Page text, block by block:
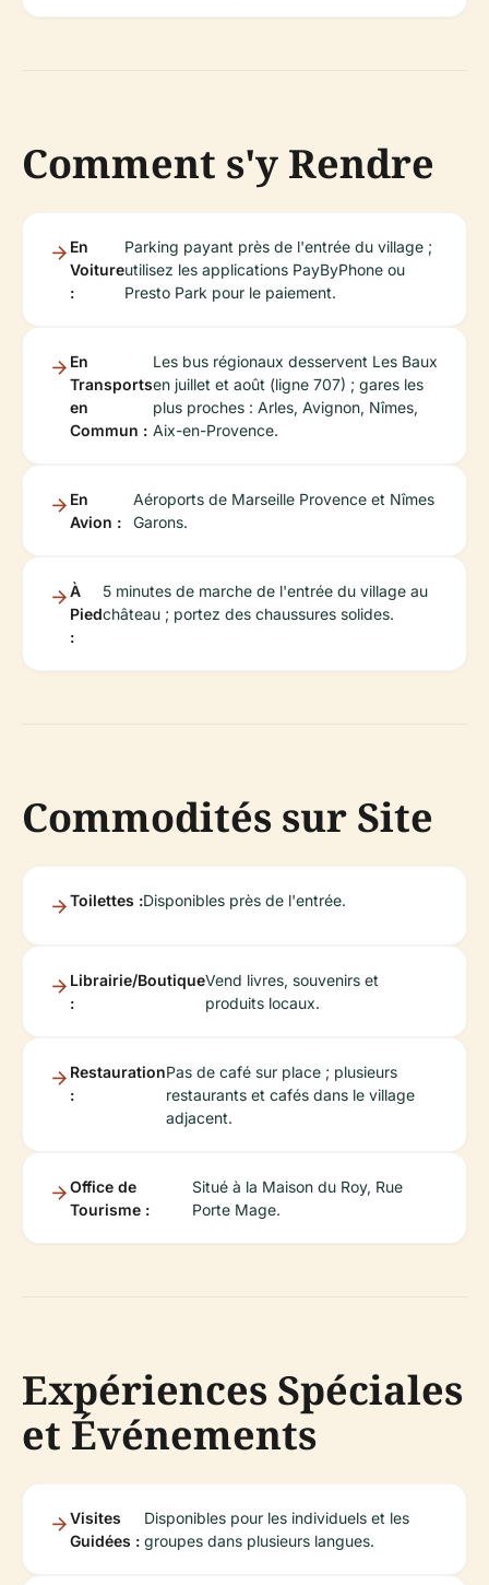
Comment s'y Rendre
En
Voiture
:
Parking payant près de l'entrée du village ;
utilisez les applications PayByPhone ou
Presto Park pour le paiement.
En
Transports
en
Commun :
Les bus régionaux desservent Les Baux
en juillet et août (ligne 707) ; gares les
plus proches : Arles, Avignon, Nîmes,
Aix-en-Provence.
En
Avion :
Aéroports de Marseille Provence et Nîmes
Garons.
À
Pied
:
5 minutes de marche de l'entrée du village au
château ; portez des chaussures solides.
Commodités sur Site
Toilettes :Disponibles près de l'entrée.
Librairie/Boutique
:
Vend livres, souvenirs et
produits locaux.
Restauration
:
Pas de café sur place ; plusieurs
restaurants et cafés dans le village
adjacent.
Office de
Tourisme :
Situé à la Maison du Roy, Rue
Porte Mage.
Expériences Spéciales
et Événements
Visites
Guidées :
Disponibles pour les individuels et les
groupes dans plusieurs langues.